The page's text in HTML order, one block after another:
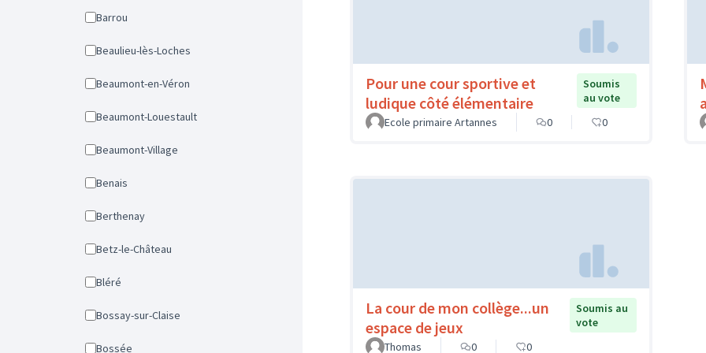
Barrou
Beaulieu-lès-Loches
Beaumont-en-Véron
Beaumont-Louestault
Beaumont-Village
Benais
Berthenay
Betz-le-Château
Bléré
Bossay-sur-Claise
Bossée
Pour une cour sportive et
ludique côté élémentaire
Soumis
au vote
Ecole primaire Artannes
0 0
La cour de mon collège...un
espace de jeux
Soumis au
vote
Thomas
0 0